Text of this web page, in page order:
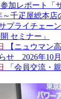
参加レポート「
～千疋屋総本
プライチェー
セミナー」
【ニュウマン
せ 2026年10
「会員交流・